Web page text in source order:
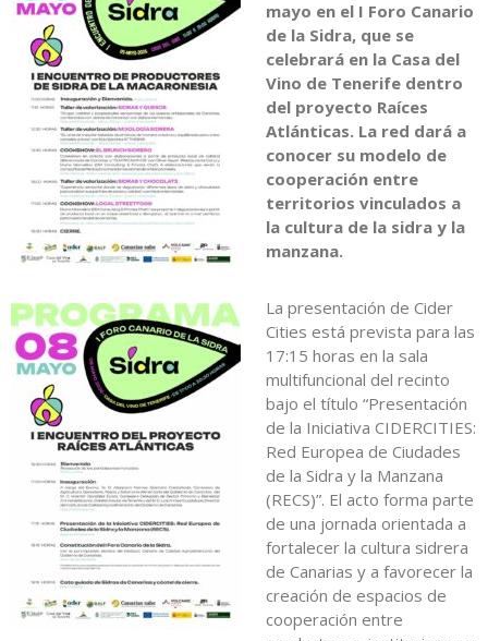
mayo en el I Foro Canario
de la Sidra, que se
celebrará en la Casa del
Vino de Tenerife dentro
del proyecto Raíces
Atlánticas. La red dará a
conocer su modelo de
cooperación entre
territorios vinculados a
la cultura de la sidra y la
manzana.
La presentación de Cider
Cities está prevista para las
17:15 horas en la sala
multifuncional del recinto
bajo el título “Presentación
de la Iniciativa CIDERCITIES:
Red Europea de Ciudades
de la Sidra y la Manzana
(RECS)”. El acto forma parte
de una jornada orientada a
fortalecer la cultura sidrera
de Canarias y a favorecer la
creación de espacios de
cooperación entre